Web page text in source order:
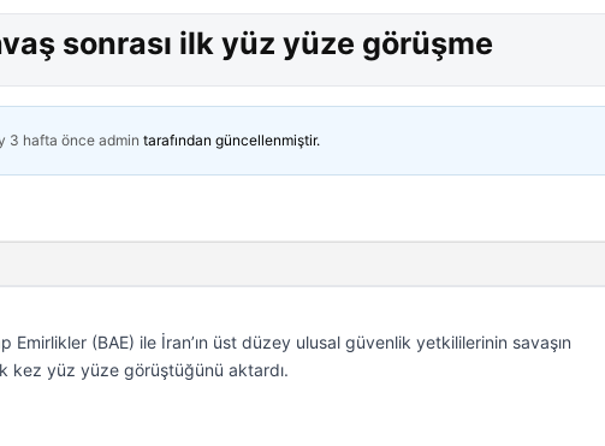
sonrası ilk yüz yüze görüşme
3 hafta önceadmin tarafından güncellenmiştir.
Emirlikler (BAE) ile İran’ın üst düzey ulusal güvenlik yetkililerinin savaşın
kez yüz yüze görüştüğünü aktardı.